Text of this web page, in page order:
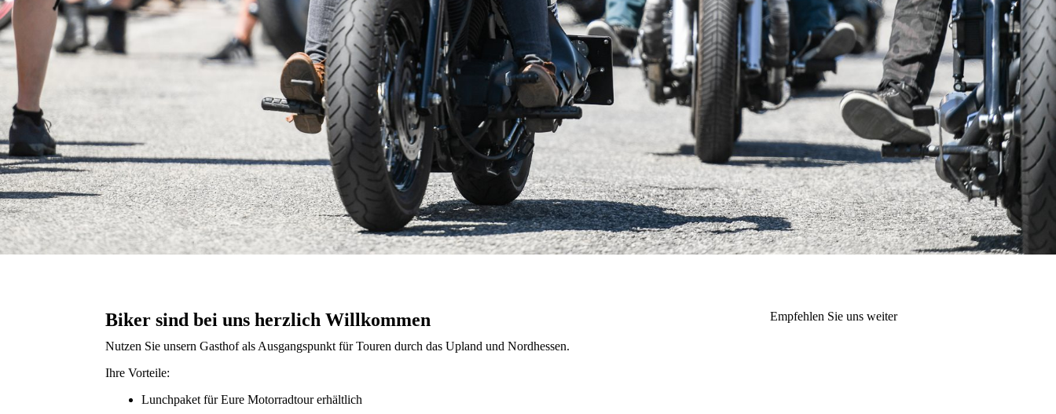
Biker sind bei uns herzlich Willkommen
Nutzen Sie unsern Gasthof als Ausgangspunkt für Touren durch das Upland und Nordhessen.
Ihre Vorteile:
Lunchpaket für Eure Motorradtour erhältlich
Empfehlen Sie uns weiter